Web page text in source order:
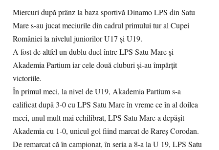
Miercuri după prânz la baza sportivă Dinamo LPS din Satu
Mare s-au jucat meciurile din cadrul primului tur al Cupei
României la nivelul juniorilor U17 și U19.
A fost de altfel un dublu duel între LPS Satu Mare și
Akademia Partium iar cele două cluburi și-au împărțit
victoriile.
În primul meci, la nivel de U19, Akademia Partium s-a
calificat după 3-0 cu LPS Satu Mare în vreme ce în al doilea
meci, unul mult mai echilibrat, LPS Satu Mare a depășit
Akademia cu 1-0, unicul gol fiind marcat de Rareș Corodan.
De remarcat că în campionat, în seria a 8-a la U 19, LPS Satu